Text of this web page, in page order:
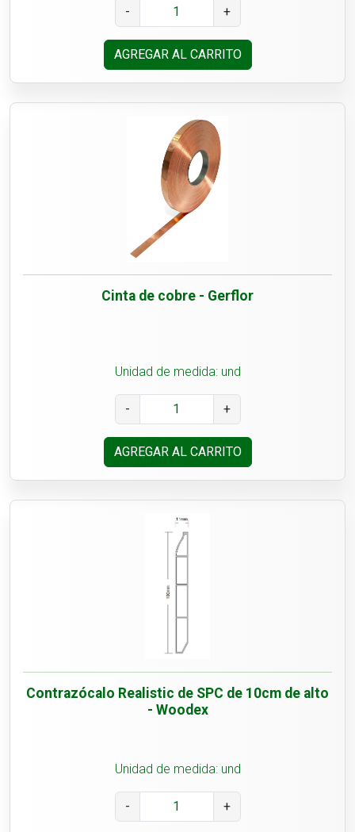
- +
AGREGAR AL CARRITO
Cinta de cobre - Gerflor
Unidad de medida: und
- +
AGREGAR AL CARRITO
Contrazócalo Realistic de SPC de 10cm de alto
- Woodex
Unidad de medida: und
- +